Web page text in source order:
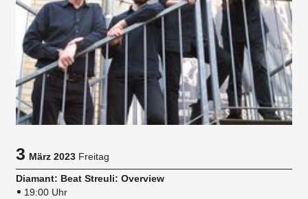
3März 2023 Freitag
Diamant: Beat Streuli: Overview
19:00 Uhr